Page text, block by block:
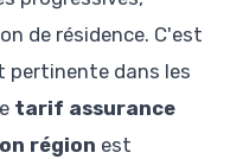
de résidence. C'est
pertinente dans les
tarif assurance
région est